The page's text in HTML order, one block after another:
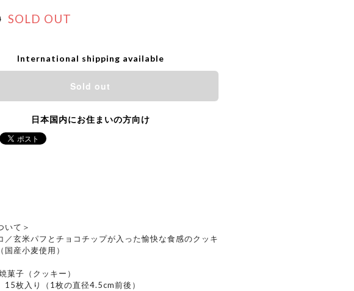
SOLD OUT
International shipping available
Sold out
日本国内にお住まいの方向け
いて＞
／玄米パフとチョコチップが入った愉快な食感のクッキ
国産小麦使用）
菓子（クッキー）
15枚入り（1枚の直径4.5cm前後）